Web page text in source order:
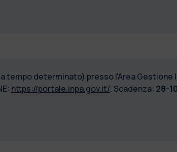
tempo determinato) presso l'Area
https://portale.inpa.gov.it/. Scadenza: 28-